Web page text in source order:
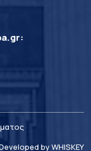
:
by WHISKEY